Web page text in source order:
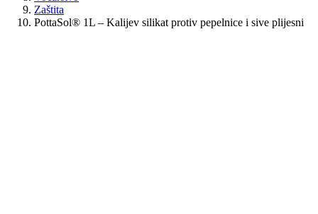
Zaštita
PottaSol® 1L – Kalijev silikat protiv pepelnice i sive plijesni